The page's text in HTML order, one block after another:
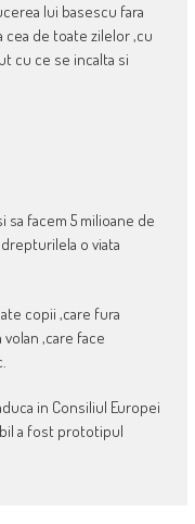
lui basescu fara
de toate zilelor ,cu
cu ce se incalta si
sa facem 5 milioane de
o viata
copii ,care fura
,care face
in Consiliul Europei
a fost prototipul